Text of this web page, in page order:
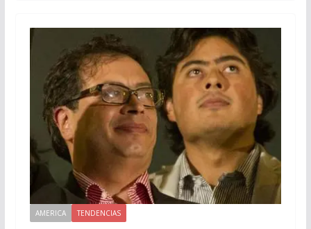
AMERICA TENDENCIAS